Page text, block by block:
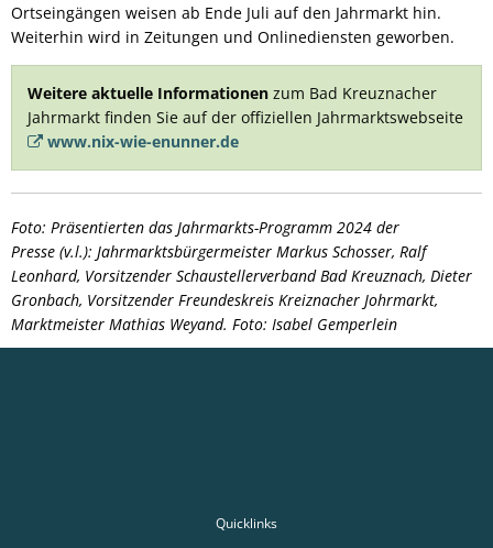
Ortseingängen weisen ab Ende Juli auf den Jahrmarkt hin.
Weiterhin wird in Zeitungen und Onlinediensten geworben.
Weitere aktuelle Informationen zum Bad Kreuznacher
Jahrmarkt finden Sie auf der offiziellen Jahrmarktswebseite
www.nix-wie-enunner.de
Foto: Präsentierten das Jahrmarkts-Programm 2024 der
Presse (v.l.): Jahrmarktsbürgermeister Markus Schosser, Ralf
Leonhard, Vorsitzender Schaustellerverband Bad Kreuznach, Dieter
Gronbach, Vorsitzender Freundeskreis Kreiznacher Johrmarkt,
Marktmeister Mathias Weyand. Foto: Isabel Gemperlein
Quicklinks